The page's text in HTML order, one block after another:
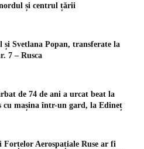
și centrul țării
și Svetlana Popan, transferate la
7 – Rusca
de 74 de ani a urcat beat la
cu mașina într-un gard, la Edineț
Forțelor Aerospațiale Ruse ar fi